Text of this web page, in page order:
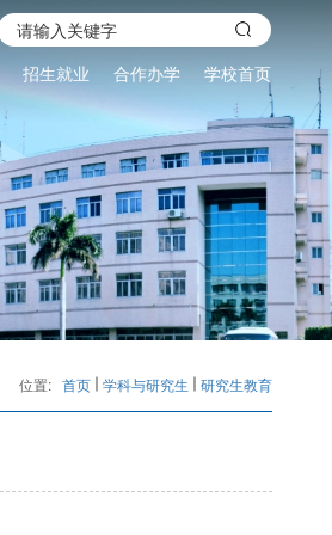
招生就业 合作办学 学校首页
位置: 首页 学科与研究生 研究生教育